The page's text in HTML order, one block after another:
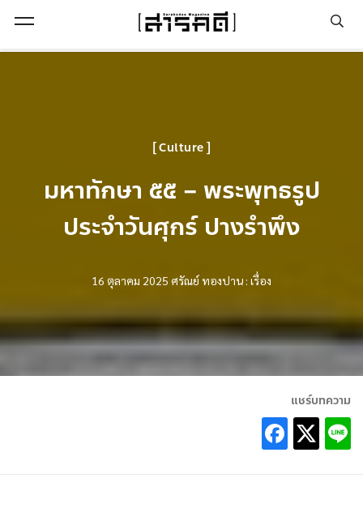
Culture
มหาทักษา ๕๕ – พระพุทธรูป
ประจำวันศุกร์ ปางรำพึง
16 ตุลาคม 2025 ศรัณย์ ทองปาน : เรื่อง
แชร์บทความ